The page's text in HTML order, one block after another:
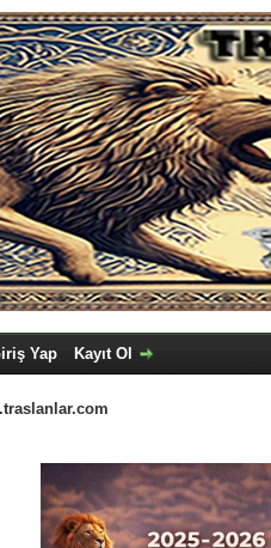
Yap Kayıt Ol